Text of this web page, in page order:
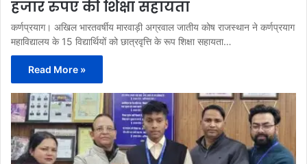
हजार रुपए की शिक्षा सहायता
कर्णप्रयाग। अखिल भारतवर्षीय मारवाड़ी अग्रवाल जातीय कोष राजस्थान ने कर्णप्रयाग
महाविद्यालय के 15 विद्यार्थियों को छात्रवृत्ति के रूप शिक्षा सहायता…
Read More »